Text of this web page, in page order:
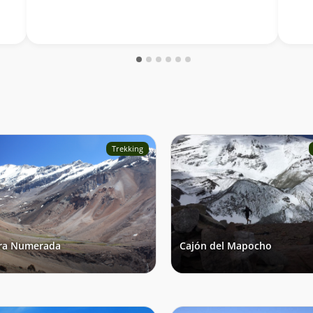
Trekking
Numerada Cajón del Mapocho